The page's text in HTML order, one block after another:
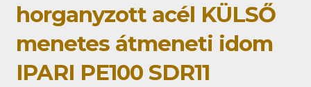
horganyzott acél KÜLSŐ
menetes átmeneti idom
IPARI PE100 SDR11